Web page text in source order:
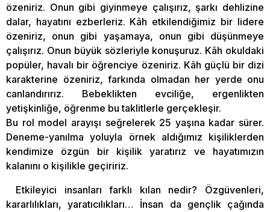
özeniriz. Onun gibi giyinmeye çalışırız, şarkı dehlizine
dalar, hayatını ezberleriz. Kâh etkilendiğimiz bir lidere
özeniriz, onun gibi yaşamaya, onun gibi düşünmeye
çalışırız. Onun büyük sözleriyle konuşuruz. Kâh okuldaki
popüler, havalı bir öğrenciye özeniriz. Kâh güçlü bir dizi
karakterine özeniriz, farkında olmadan her yerde onu
canlandırırız. Bebeklikten evciliğe, ergenlikten
yetişkinliğe, öğrenme bu taklitlerle gerçekleşir.
Bu rol model arayışı seğrelerek 25 yaşına kadar sürer.
Deneme-yanılma yoluyla örnek aldığımız kişiliklerden
kendimize özgün bir kişilik yaratırız ve hayatımızın
kalanını o kişilikle geçiririz.
Etkileyici insanları farklı kılan nedir? Özgüvenleri,
kararlılıkları, yaratıcılıkları… İnsan da gençlik çağında